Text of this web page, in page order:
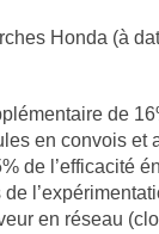
Honda (à
de
en convois et
de l’efficacité
en réseau